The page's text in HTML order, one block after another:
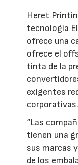
Heret
tecnología
ofrece una
ofrece el
tinta de la
exigentes
corporativas.
“Las
tienen una
sus marcas
de los